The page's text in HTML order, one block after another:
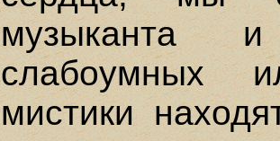
музыканта
слабоумных
мистики